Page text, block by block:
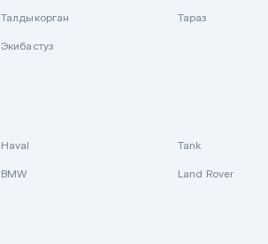
Талдыкорган Тараз
Экибастуз
Haval Tank
BMW Land Rover